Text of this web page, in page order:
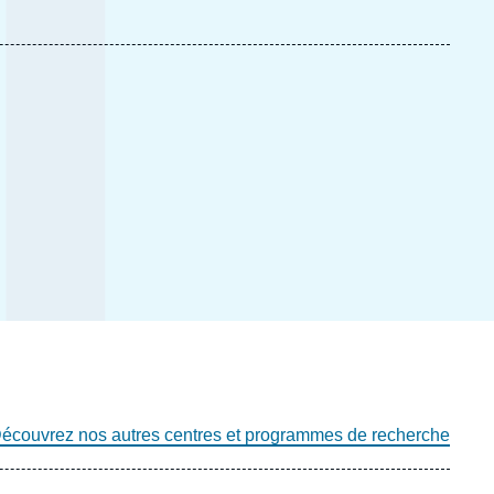
nos autres centres et programmes de recherche